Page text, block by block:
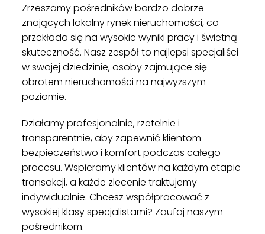
Zrzeszamy pośredników bardzo dobrze
znających lokalny rynek nieruchomości, co
przekłada się na wysokie wyniki pracy i świetną
skuteczność. Nasz zespół to najlepsi specjaliści
w swojej dziedzinie, osoby zajmujące się
obrotem nieruchomości na najwyższym
poziomie.
Działamy profesjonalnie, rzetelnie i
transparentnie, aby zapewnić klientom
bezpieczeństwo i komfort podczas całego
procesu. Wspieramy klientów na każdym etapie
transakcji, a każde zlecenie traktujemy
indywidualnie. Chcesz współpracować z
wysokiej klasy specjalistami? Zaufaj naszym
pośrednikom.